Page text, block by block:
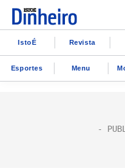
IstoÉ Revista
Esportes Menu